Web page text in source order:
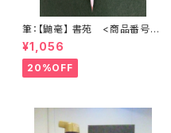
筆：【鼬毫】 書苑 <商品番号20
76>
¥1,056
20%OFF